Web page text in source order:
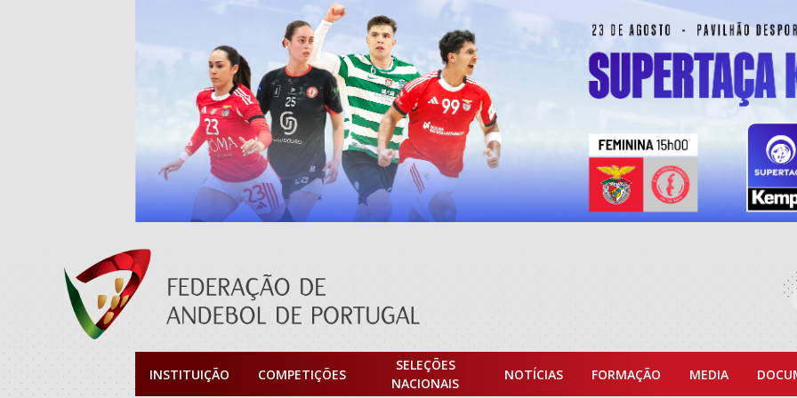
INSTITUIÇÃO COMPETIÇÕES
SELEÇÕES
NACIONAIS
NOTÍCIAS FORMAÇÃO MEDIA